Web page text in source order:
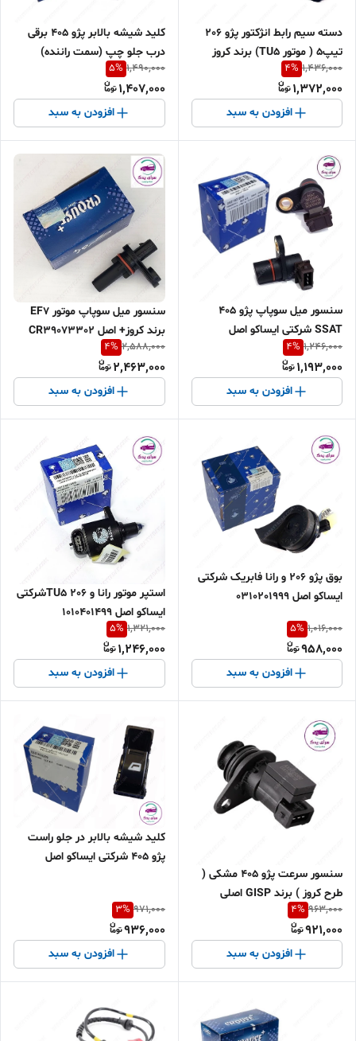
دسته سیم رابط انژکتور پژو 206
تیپ5 ( موتور TU5) برند کروز
شرکتی ایساکو اصل 1002701601
1,436,000
4%
1,372,000
افزودن به سبد
كلید شیشه بالابر پژو 405 برقی
درب جلو چپ (سمت راننده)
شرکتی ایساکو اصل 0941403799
1,490,000
5%
1,407,000
افزودن به سبد
سنسور میل سوپاپ پژو 405
SSAT شرکتی ایساکو اصل
0921901899
1,246,000
4%
1,193,000
افزودن به سبد
سنسور میل سوپاپ موتور EF7
برند کروز+ اصل CR39073302
2,588,000
4%
2,463,000
افزودن به سبد
بوق پژو 206 و رانا فابریک شرکتی
ایساکو اصل 0310201999
1,016,000
5%
958,000
افزودن به سبد
استپر موتور رانا و 206 TU5شرکتی
ایساکو اصل 1010401499
1,321,000
5%
1,246,000
افزودن به سبد
سنسور سرعت پژو 405 مشکی (
طرح کروز ) برند GISP اصلی
963,000
4%
921,000
افزودن به سبد
کلید شیشه بالابر در جلو راست
پژو 405 شرکتی ایساکو اصل
971,000
3%
936,000
افزودن به سبد